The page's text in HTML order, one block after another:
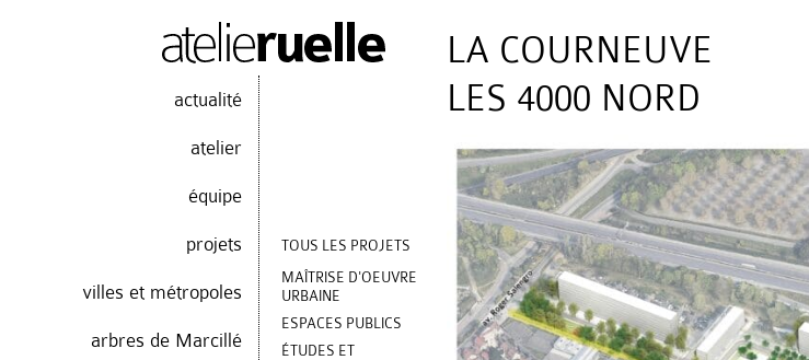
actualité
atelier
équipe
projets
TOUS LES PROJETS
MAÎTRISE D'OEUVRE
URBAINE
ESPACES PUBLICS
ÉTUDES ET
villes et métropoles
arbres de Marcillé
LA COURNEUVE
LES 4000 NORD